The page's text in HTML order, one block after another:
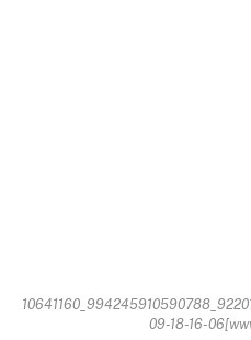
09-18-16-